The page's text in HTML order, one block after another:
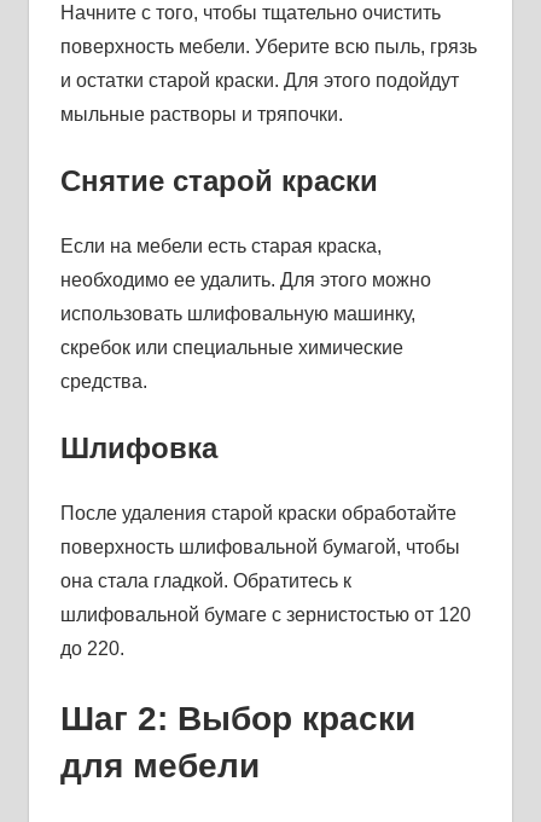
Начните с того, чтобы тщательно очистить
поверхность мебели. Уберите всю пыль, грязь
и остатки старой краски. Для этого подойдут
мыльные растворы и тряпочки.
Снятие старой краски
Если на мебели есть старая краска,
необходимо ее удалить. Для этого можно
использовать шлифовальную машинку,
скребок или специальные химические
средства.
Шлифовка
После удаления старой краски обработайте
поверхность шлифовальной бумагой, чтобы
она стала гладкой. Обратитесь к
шлифовальной бумаге с зернистостью от 120
до 220.
Шаг 2: Выбор краски
для мебели